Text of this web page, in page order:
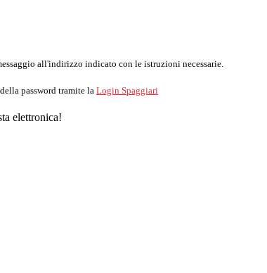
all'indirizzo indicato con le istruzioni necessarie.
password tramite la Login Spaggiari
elettronica!